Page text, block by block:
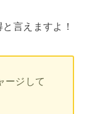
言えますよ！
ージして